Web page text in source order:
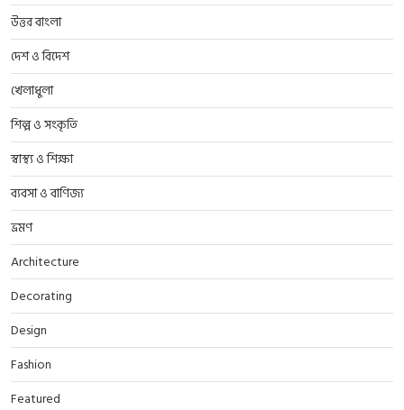
উত্তর বাংলা
দেশ ও বিদেশ
খেলাধুলা
শিল্প ও সংকৃতি
স্বাস্থ্য ও শিক্ষা
ব্যবসা ও বাণিজ্য
ভ্রমণ
Architecture
Decorating
Design
Fashion
Featured